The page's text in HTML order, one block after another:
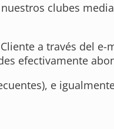
clubes
a través del e-
efectivamente
e